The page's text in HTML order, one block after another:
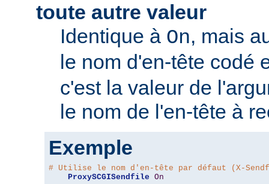
toute autre valeur
Identique à On, mais
le nom d'en-tête codé
c'est la valeur de
le nom de l'en-tête à
Exemple
# Utilise le nom d'en-tête par défaut (X-
ProxySCGISendfile On